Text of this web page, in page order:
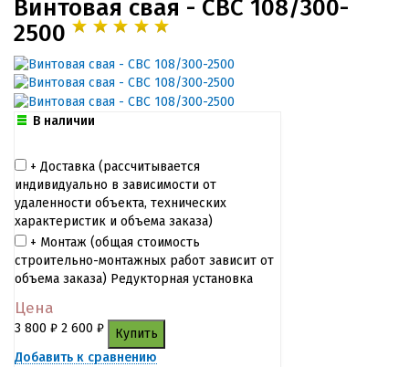
Винтовая свая - СВС 108/300-
2500
В наличии
+ Доставка (рассчитывается
индивидуально в зависимости от
удаленности объекта, технических
характеристик и объема заказа)
+ Монтаж (общая cтоимость
строительно-монтажных работ зависит от
объема заказа) Редукторная установка
Цена
3 800 ₽ 2 600 ₽
Купить
Добавить к сравнению